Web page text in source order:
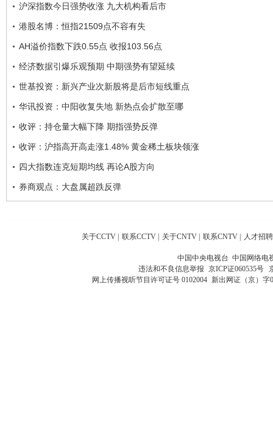
沪深指数今日强势收涨 九大机构看后市
港股名博：恒指21509点不容有失
AH溢价指数下跌0.55点 收报103.56点
经济数据引爆乐观预期 中期强势有望延续
世基投资：新兴产业次新股将是后市短线重点
华讯投资：中阳收复失地 新热点会扩散至哪
收评：持仓量大幅下降 期指强势反弹
收评：沪指高开高走涨1.48% 黄金稀土板块领涨
四大指数连克短期均线 再论A股方向
券商观点：大盘属超跌反弹
关于CCTV | 联系CCTV | 关于CNTV | 联系CNTV | 人才招聘
中国中央电视台 中国网络电
违法和不良信息举报 京ICP证060535号
网上传播视听节目许可证号 0102004 新出网证（京）